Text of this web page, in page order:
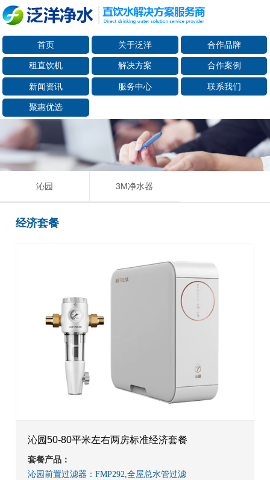
首页 关于泛洋 合作品牌
租直饮机 解决方案 合作案例
新闻资讯 服务中心 联系我们
聚惠优选
沁园 3M净水器
经济套餐
沁园50-80平米左右两房标准经济套餐
套餐产品：
沁园前置过滤器：FMP292,全屋总水管过滤